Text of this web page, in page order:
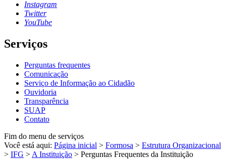
Instagram
Twitter
YouTube
Serviços
Perguntas frequentes
Comunicação
Serviço de Informação ao Cidadão
Ouvidoria
Transparência
SUAP
Contato
Fim do menu de serviços
Você está aqui: Página inicial > Formosa > Estrutura Organizacional
> IFG > A Instituição > Perguntas Frequentes da Instituição